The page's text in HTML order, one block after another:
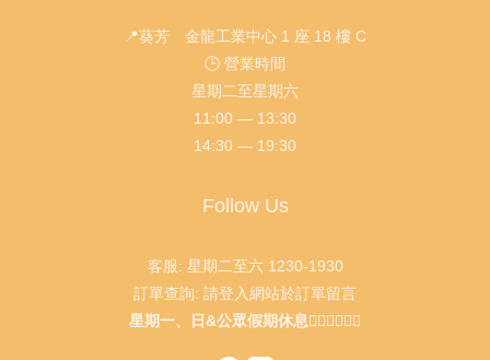
📍葵芳 金龍工業中心 1 座 18 樓 C
🕒 營業時間
星期二至星期六
11:00 — 13:30
14:30 — 19:30
Follow Us
客服: 星期二至六 1230-1930
訂單查詢: 請登入網站於訂單留言
星期一、日&公眾假期休息🙇🏻‍♂️🙇🏻‍♀️